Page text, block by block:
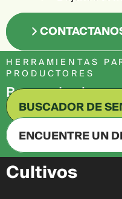
HERRAMIENTAS
PRODUCTORES
Buscando algo
BUSCADOR DE
ENCUENTRE UN
Cultivos